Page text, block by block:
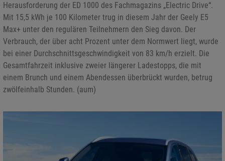
Herausforderung der ED 1000 des Fachmagazins „Electric Drive“.
Mit 15,5 kWh je 100 Kilometer trug in diesem Jahr der Geely E5
Max+ unter den regulären Teilnehmern den Sieg davon. Der
Verbrauch, der über acht Prozent unter dem Normwert liegt, wurde
bei einer Durchschnittsgeschwindigkeit von 83 km/h erzielt. Die
Gesamtfahrzeit inklusive zweier längerer Ladestopps, die mit
einem Brunch und einem Abendessen überbrückt wurden, betrug
zwölfeinhalb Stunden. (aum)